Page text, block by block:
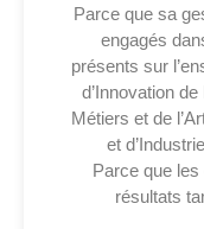
Parce que sa
engagés
présents sur
d’Innovation
Métiers et de
et
Parce que
résultats